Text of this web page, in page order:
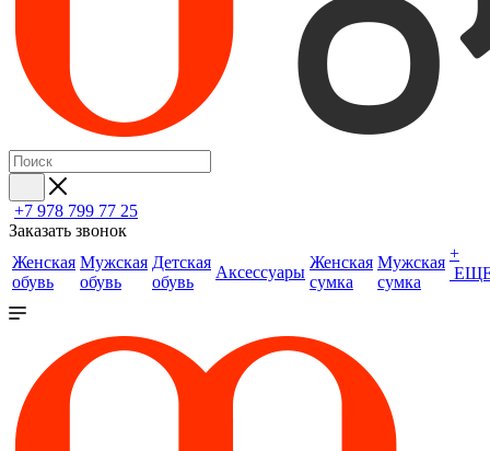
+7 978 799 77 25
Заказать звонок
Женская
обувь
Мужская
обувь
Детская
обувь
Аксессуары
Женская
сумка
Мужская
сумка
+